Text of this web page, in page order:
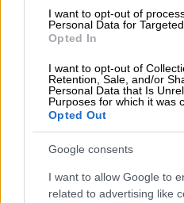
I want to opt-out of
Personal Data for
Opted In
I want to opt-out of
Retention, Sale, and/or
Personal Data that Is
Purposes for which it was
Opted Out
Google consents
I want to allow Google to
related to advertising like
Σερβία: Τέσσερις
σκάφους που
Η Σερβία είναι στη
Βαλκανίων» από την
μετανάστες που
στην ΕΕ